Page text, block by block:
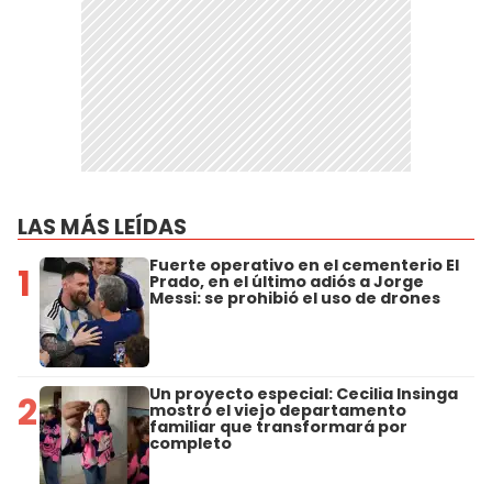
LAS MÁS LEÍDAS
1 Fuerte operativo en el cementerio El
Prado, en el último adiós a Jorge
Messi: se prohibió el uso de drones
2 Un proyecto especial: Cecilia Insinga
mostró el viejo departamento
familiar que transformará por
completo